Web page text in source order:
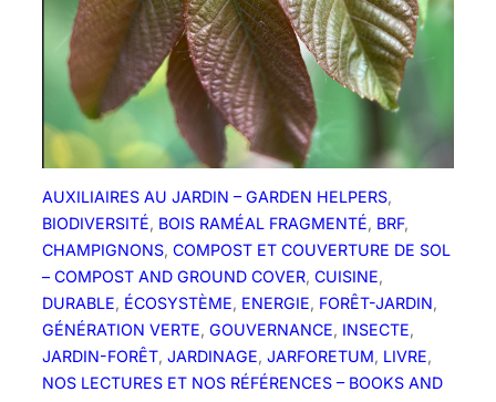
AUXILIAIRES AU JARDIN – GARDEN HELPERS
BIODIVERSITÉ, BOIS RAMÉAL FRAGMENTÉ, BRF
CHAMPIGNONS, COMPOST ET COUVERTURE DE SOL
– COMPOST AND GROUND COVER, CUISINE
DURABLE, ÉCOSYSTÈME, ENERGIE, FORÊT-JARDIN
GÉNÉRATION VERTE, GOUVERNANCE, INSECTE
JARDIN-FORÊT, JARDINAGE, JARFORETUM, LIVRE
NOS LECTURES ET NOS RÉFÉRENCES – BOOKS AND